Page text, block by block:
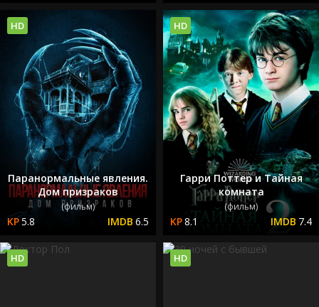
Паранормальные явления.
Дом призраков
(фильм)
5.8 6.5
HD
Гарри Поттер и Тайная
комната
(фильм)
8.1 7.4
HD
HD HD